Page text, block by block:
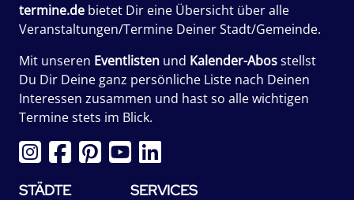
termine.de bietet Dir eine Übersicht über alle
Veranstaltungen/Termine Deiner Stadt/Gemeinde.
Mit unseren Eventlisten und Kalender-Abosstellst
Du Dir Deine ganz persönliche Liste nach Deinen
Interessen zusammen und hast so alle wichtigen
Termine stets im Blick.
STÄDTE SERVICES